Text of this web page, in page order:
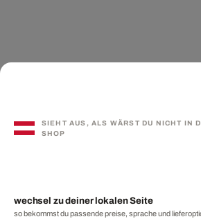
SIEHT AUS, ALS WÄRST DU NICHT IN
SHOP
wechsel zu deiner lokalen Seite
so bekommst du passende preise, sprache und